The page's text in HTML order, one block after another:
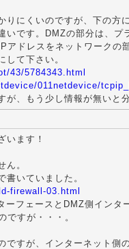
りにくいのですが、下の方
いです。DMZの部分は、プ
ドレスをネットワークの
して下さい。
43/5784343.html
011netdevice/
が、もう少し情報が無いと
います！
ん。
書いていました。
firewall-03.html
ーフェースとDMZ側インタ
ですが・・・。
ですが、インターネット側